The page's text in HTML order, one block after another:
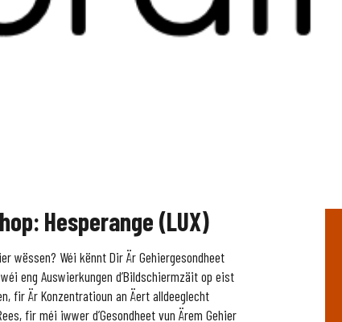
Hesperange (LUX)
wëssen? Wéi kënnt Dir Är Gehiergesondheet
eng Auswierkungen d’Bildschiermzäit op eist
fir Är Konzentratioun an Äert alldeeglecht
fir méi iwwer d’Gesondheet vun Ärem Gehier